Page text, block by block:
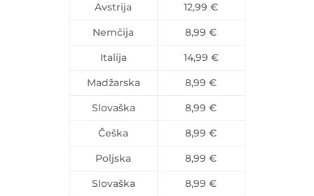
Avstrija
12,99 €
Nemčija
8,99 €
Italija
14,99 €
Madžarska
8,99 €
Slovaška
8,99 €
Češka
8,99 €
Poljska
8,99 €
Slovaška
8,99 €